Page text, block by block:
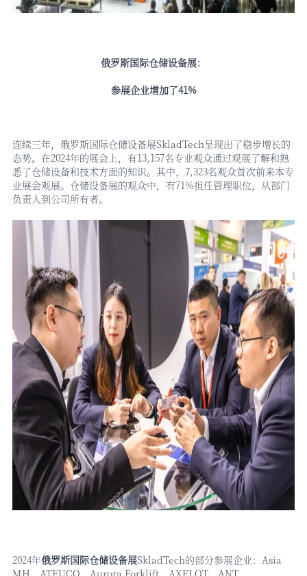
俄罗斯国际仓储设备展：
参展企业增加了41%
连续三年，俄罗斯国际仓储设备展SkladTech呈现出了稳步增长的
态势。在2024年的展会上，有13,157名专业观众通过观展了解和熟
悉了仓储设备和技术方面的知识。其中，7,323名观众首次前来本专
业展会观展。仓储设备展的观众中，有71%担任管理职位，从部门
负责人到公司所有者。
2024年俄罗斯国际仓储设备展SkladTech的部分参展企业：Asia